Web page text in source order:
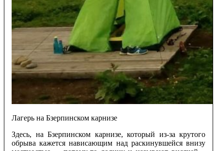
Лагерь на Бзерпинском карнизе
Здесь, на Бзерпинском карнизе, который из-за крутого
обрыва кажется нависающим над раскинувшейся внизу